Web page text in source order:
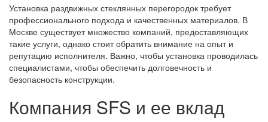
Установка раздвижных стеклянных перегородок требует
профессионального подхода и качественных материалов. В
Москве существует множество компаний, предоставляющих
такие услуги, однако стоит обратить внимание на опыт и
репутацию исполнителя. Важно, чтобы установка проводилась
специалистами, чтобы обеспечить долговечность и
безопасность конструкции.
Компания SFS и ее вклад